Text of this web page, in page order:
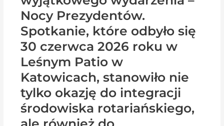
Nocy Prezydentów.
Spotkanie, które odbyło się
30 czerwca 2026 roku w
Leśnym Patio w
Katowicach, stanowiło nie
tylko okazję do integracji
środowiska rotariańskiego,